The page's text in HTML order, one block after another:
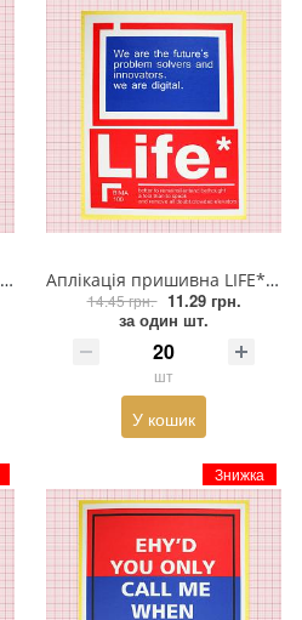
Аплікація пришивна LIFE* 29,5*23,5см біла, червона, синя, жовта, шт
14.45 грн. 11.29 грн.
за один шт.
шт
У кошик
Знижка